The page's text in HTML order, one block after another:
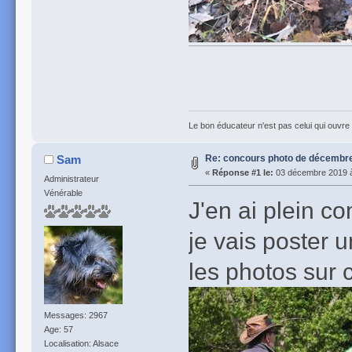
Le bon éducateur n'est pas celui qui
Sam
Administrateur
Vénérable
Messages: 2967
Age: 57
Localisation: Alsace
Re: concours photo de
« Réponse #1 le: 03 décembre 2019
J'en ai plein
je vais poster
les photos sur